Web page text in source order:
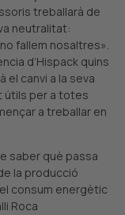
treballarà de
neutralitat:
fallem nosaltres».
d’Hispack quins
el canvi a la seva
útils per a totes
a treballar en
saber què passa
la producció
consum energètic
Roca